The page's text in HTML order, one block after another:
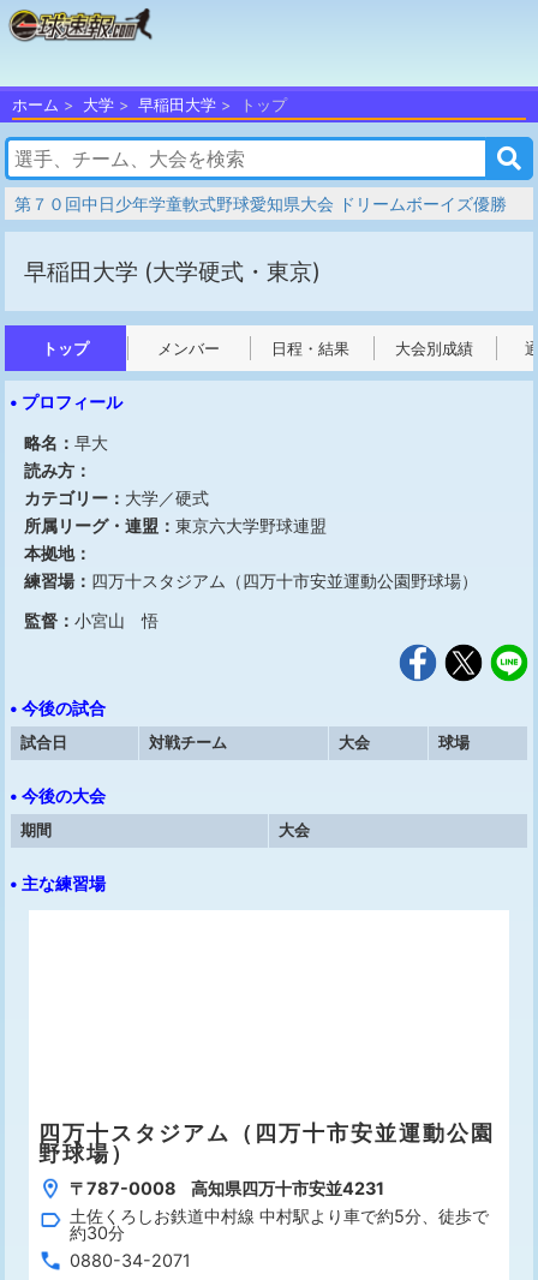
ホーム 大学 早稲田大学 トップ
第７０回中日少年学童軟式野球愛知県大会 ドリームボーイズ優勝
早稲田大学 (大学硬式・東京)
トップ メンバー 日程・結果 大会別成績
• プロフィール
略名： 早大
読み方：
カテゴリー： 大学／硬式
所属リーグ・連盟： 東京六大学野球連盟
本拠地：
練習場： 四万十スタジアム（四万十市安並運動公園野球場）
監督： 小宮山 悟
• 今後の試合
試合日
対戦チーム 大会 球場
• 今後の大会
期間
大会
• 主な練習場
四万十スタジアム（四万十市安並運動公園
野球場）
〒787-0008 高知県四万十市安並4231
土佐くろしお鉄道中村線 中村駅より車で約5分、徒歩で
約30分
0880-34-2071